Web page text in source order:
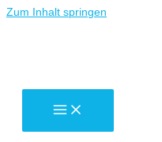
Zum Inhalt springen